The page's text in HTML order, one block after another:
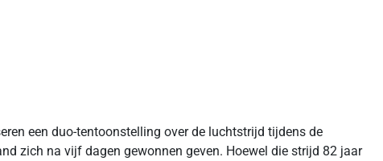
een duo-tentoonstelling over de luchtstrijd tijdens de
zich na vijf dagen gewonnen geven. Hoewel die strijd 82 jaar